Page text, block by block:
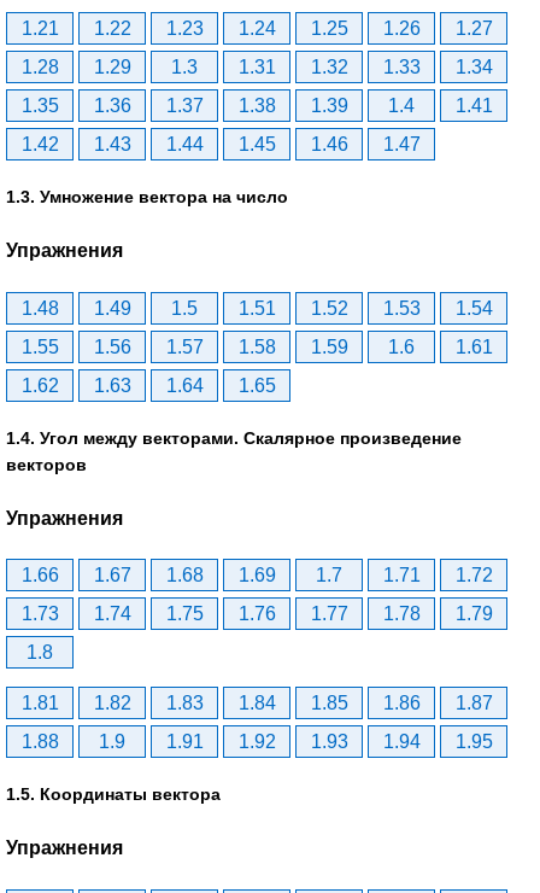
1.21 1.22 1.23 1.24 1.25 1.26
1.27
1.28
1.29 1.3 1.31 1.32 1.33
1.34
1.35
1.36 1.37 1.38 1.39 1.4
1.41
1.42
1.43 1.44 1.45 1.46 1.47
1.3. Умножение вектора на число
Упражнения
1.48 1.49 1.5 1.51 1.52 1.53
1.54
1.55
1.56 1.57 1.58 1.59 1.6
1.61
1.62
1.63 1.64 1.65
1.4. Угол между векторами. Скалярное произведение
векторов
Упражнения
1.66 1.67 1.68 1.69 1.7 1.71
1.72
1.73
1.74 1.75 1.76 1.77 1.78
1.79
1.8
1.81 1.82 1.83 1.84 1.85 1.86
1.87
1.88
1.9 1.91 1.92 1.93 1.94 1.95
1.5. Координаты вектора
Упражнения